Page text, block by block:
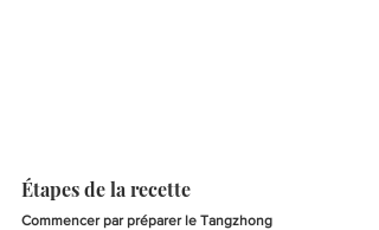
Étapes de la recette
Commencer par préparer le Tangzhong